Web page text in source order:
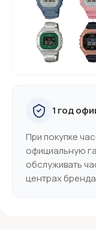
1 год
При покупке
официальную
обслуживать
центрах